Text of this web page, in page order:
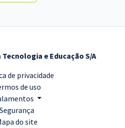
Tecnologia e Educação S/A
de privacidade
de uso
Segurança
do site